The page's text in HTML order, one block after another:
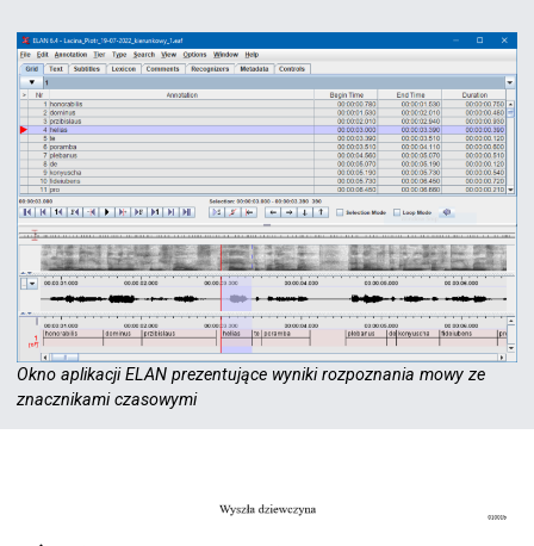
Okno aplikacji ELAN prezentujące wyniki rozpoznania mowy ze
znacznikami czasowymi